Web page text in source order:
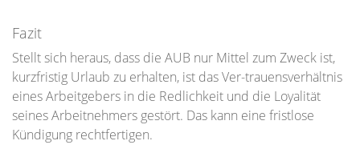
Fazit
Stellt sich heraus, dass die AUB nur Mittel zum Zweck ist,
kurzfristig Urlaub zu erhalten, ist das Ver-trauensverhältnis
eines Arbeitgebers in die Redlichkeit und die Loyalität
seines Arbeitnehmers gestört. Das kann eine fristlose
Kündigung rechtfertigen.